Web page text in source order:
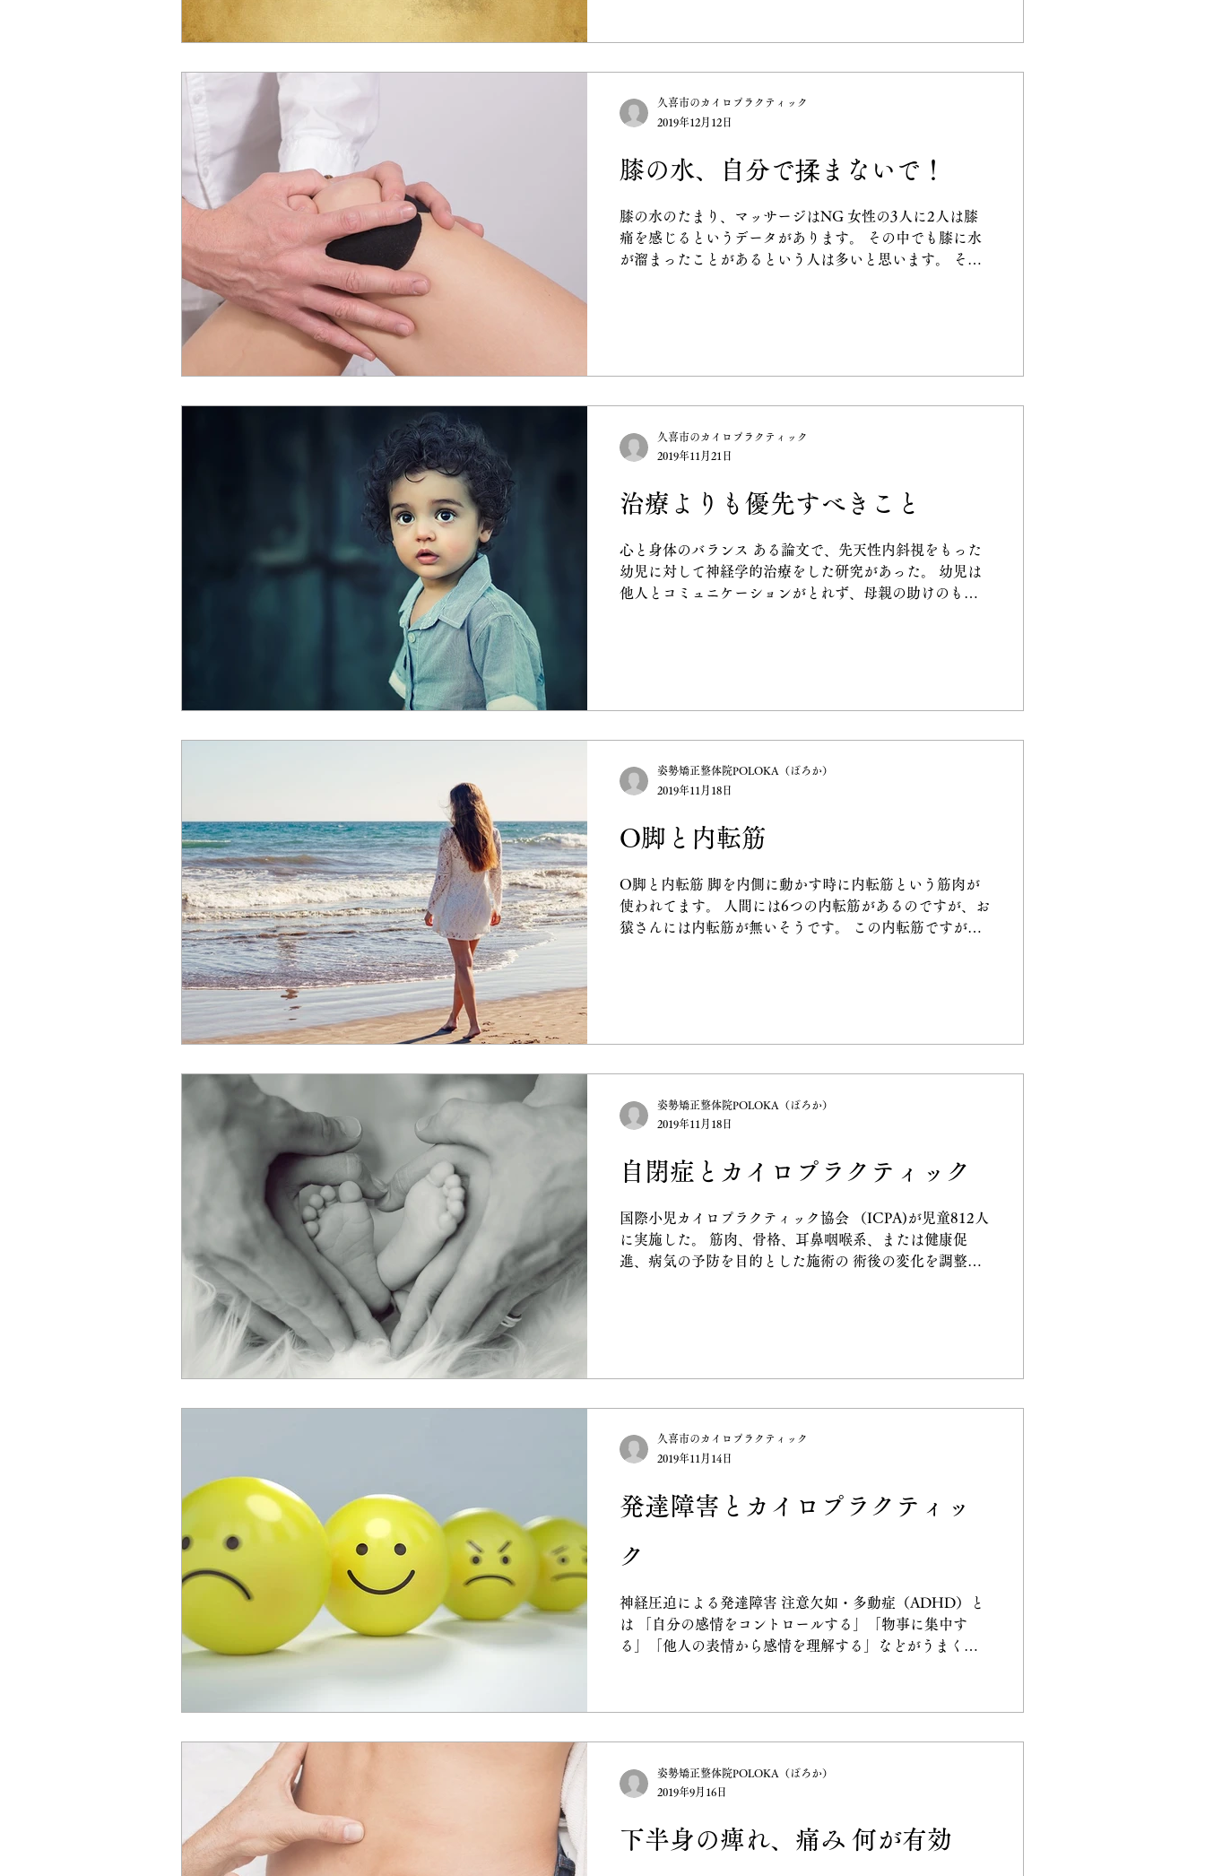
膝の水、自分で揉まないで！
膝の水のたまり、マッサージはNG 女性の3人に2人は膝
痛を感じるというデータがあります。 その中でも膝に水
が溜まったことがあるという人は多いと思います。 その
久喜市のカイロプラクティック
2019年12月12日
治療よりも優先すべきこと
心と身体のバランス ある論文で、先天性内斜視をもった
幼児に対して神経学的治療をした研究があった。 幼児は
他人とコミュニケーションがとれず、母親の助けのもと
久喜市のカイロプラクティック
2019年11月21日
O脚と内転筋
O脚と内転筋 脚を内側に動かす時に内転筋という筋肉が
使われてます。 人間には6つの内転筋があるのですが、お
猿さんには内転筋が無いそうです。 この内転筋ですが、
姿勢矯正整体院POLOKA（ぽろか）
2019年11月18日
自閉症とカイロプラクティック
国際小児カイロプラクティック協会 （ICPA)が児童812人
に実施した。 筋肉、骨格、耳鼻咽喉系、または健康促
進、病気の予防を目的とした施術の 術後の変化を調整し
姿勢矯正整体院POLOKA（ぽろか）
2019年11月18日
発達障害とカイロプラクティッ
ク
神経圧迫による発達障害 注意欠如・多動症（ADHD）と
は 「自分の感情をコントロールする」「物事に集中す
る」「他人の表情から感情を理解する」などがうまくで
疑いがある児童の32.
久喜市のカイロプラクティック
2019年11月14日
下半身の痺れ、痛み 何が有効
姿勢矯正整体院POLOKA（ぽろか）
2019年9月16日